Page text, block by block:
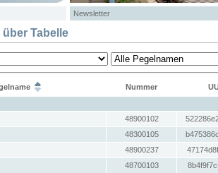
Newsletter
über Tabelle
Nummer
48900102
48300105
48900237
48700103